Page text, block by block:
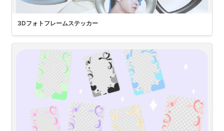
推しの写真をはめられるハートフレームテンプレートを配布♡
うちわやボードを作りたいときに活用してねっ
3Dフォトフレームステッカー